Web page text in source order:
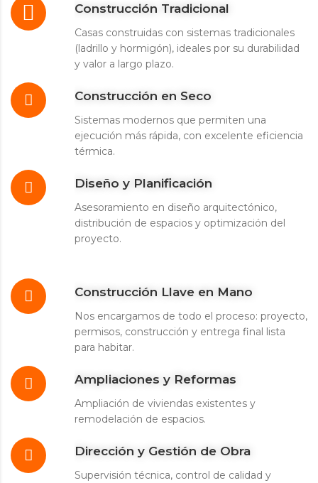
Construcción Tradicional
Casas construidas con sistemas tradicionales
(ladrillo y hormigón), ideales por su durabilidad
y valor a largo plazo.
Construcción en Seco
Sistemas modernos que permiten una
ejecución más rápida, con excelente eficiencia
térmica.
Diseño y Planificación
Asesoramiento en diseño arquitectónico,
distribución de espacios y optimización del
proyecto.
Construcción Llave en Mano
Nos encargamos de todo el proceso: proyecto,
permisos, construcción y entrega final lista
para habitar.
Ampliaciones y Reformas
Ampliación de viviendas existentes y
remodelación de espacios.
Dirección y Gestión de Obra
Supervisión técnica, control de calidad y